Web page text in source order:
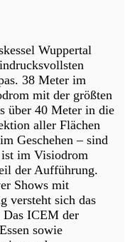
Wuppertal
38 Meter im
mit der größten
über 40 Meter in die
aller Flächen
Geschehen – sind
im Visiodrom
der Aufführung.
Shows mit
versteht sich das
ICEM der
sowie